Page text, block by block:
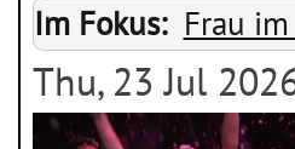
Im Fokus Frau
Thu, 23 Jul